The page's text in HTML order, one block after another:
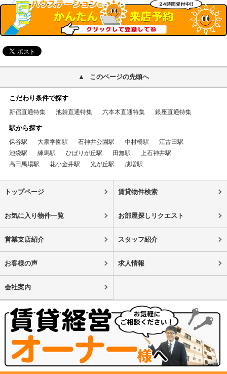
このページの先頭へ
こだわり条件で探す
新宿直通特集 池袋直通特集 六本木直通特集 銀座直通特集
駅から探す
保谷駅 大泉学園駅 石神井公園駅 中村橋駅
江古田駅
池袋駅
練馬駅 ひばりが丘駅 田無駅
上石神井駅
高田馬場駅
花小金井駅 光が丘駅 成増駅
トップページ 賃貸物件検索
お気に入り物件一覧 お部屋探しリクエスト
営業支店紹介 スタッフ紹介
お客様の声 求人情報
会社案内